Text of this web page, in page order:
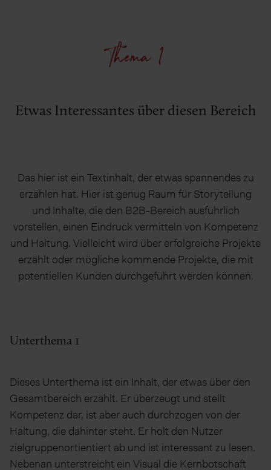
Thema 1
Etwas Interessantes über diesen Bereich
Das hier ist ein Textinhalt, der etwas spannendes zu
erzählen hat. Hier ist genug Raum für Storytellung
und Inhalte, die den B2B-Bereich ausführlich
vorstellen, einen Eindruck vermitteln von Kompetenz
und Haltung. Vielleicht wird über erfolgreiche Projekte
erzählt oder mögliche kommende Projekte, die mit
potentiellen Kunden durchgeführt werden können.
Unterthema 1
Dieses Unterthema ist ein Inhalt, der etwas über den
Gesamtbereich erzählt. Er überzeugt und stellt
Kompetenz dar, ist aber auch durchzogen von der
Haltung, die dahinter steht. Er holt den Nutzer
zielgruppenortientiert ab und ist interessant zu lesen.
Nebenan unterstreicht ein Visual die Kernbotschaft